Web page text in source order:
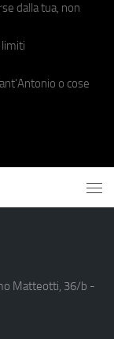
dalla tua, non
o cose
Matteotti, 36/b -